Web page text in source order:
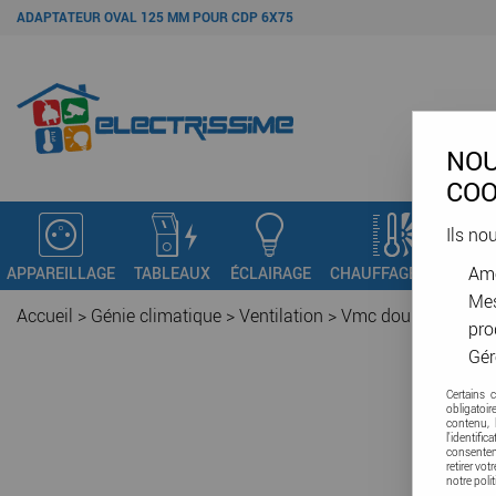
ADAPTATEUR OVAL 125 MM POUR CDP 6X75
APPAREILLAGE TABLEAUX ÉCLAIRAGE CHAUFFAGE - VMC
Accueil > Génie climatique >Ventilation >Vmc double flux >
Ils
Certains
contenu,
retirer
notre